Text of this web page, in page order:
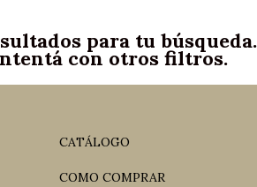
para tu búsqueda.
con otros filtros.
CATÁLOGO
COMO COMPRAR